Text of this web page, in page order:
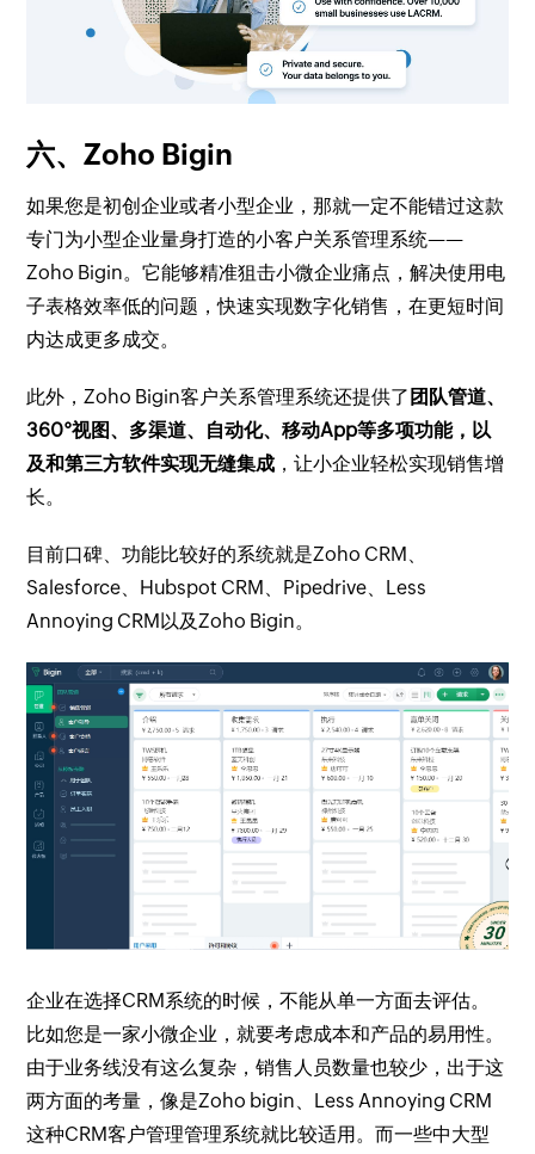
六、Zoho Bigin
如果您是初创企业或者小型企业，那就一定不能错过这款
专门为小型企业量身打造的小客户关系管理系统——
Zoho Bigin。它能够精准狙击小微企业痛点，解决使用电
子表格效率低的问题，快速实现数字化销售，在更短时间
内达成更多成交。
此外，Zoho Bigin客户关系管理系统还提供了 团队管道、
360°视图、多渠道、自动化、移动App等多项功能，以
及和第三方软件实现无缝集成 ，让小企业轻松实现销售增
长。
目前口碑、功能比较好的系统就是Zoho CRM、
Salesforce、Hubspot CRM、Pipedrive、Less
Annoying CRM以及Zoho Bigin。
企业在选择CRM系统的时候，不能从单一方面去评估。
比如您是一家小微企业，就要考虑成本和产品的易用性。
由于业务线没有这么复杂，销售人员数量也较少，出于这
两方面的考量，像是Zoho bigin、Less Annoying CRM
这种CRM客户管理管理系统就比较适用。而一些中大型